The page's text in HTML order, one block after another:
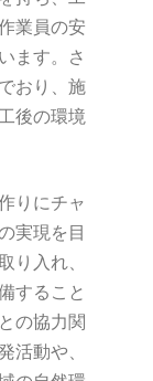
業員の安
ます。さ
おり、施
後の環境
りにチャ
実現を目
り入れ、
すること
の協力関
活動や、